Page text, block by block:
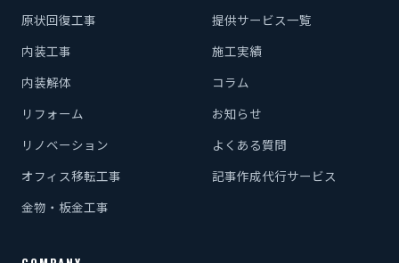
原状回復工事
内装工事
内装解体
リフォーム
リノベーション
オフィス移転工事
金物・板金工事
提供サービス一覧
施工実績
コラム
お知らせ
よくある質問
記事作成代行サービス